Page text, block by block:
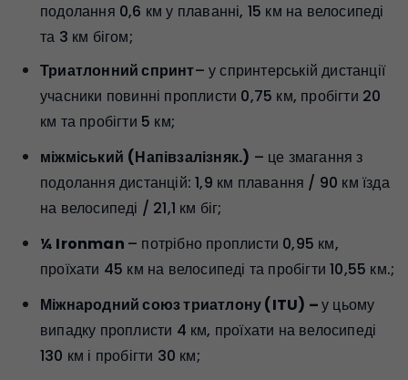
подолання 0,6 км у плаванні, 15 км на велосипеді
та 3 км бігом;
Триатлонний спринт– у спринтерській дистанції
учасники повинні проплисти 0,75 км, пробігти 20
км та пробігти 5 км;
міжміський (Напівзалізняк.) – це змагання з
подолання дистанцій: 1,9 км плавання / 90 км їзда
на велосипеді / 21,1 км біг;
¼ Ironman – потрібно проплисти 0,95 км,
проїхати 45 км на велосипеді та пробігти 10,55 км.;
Міжнародний союз триатлону (ITU) –у цьому
випадку проплисти 4 км, проїхати на велосипеді
130 км і пробігти 30 км;